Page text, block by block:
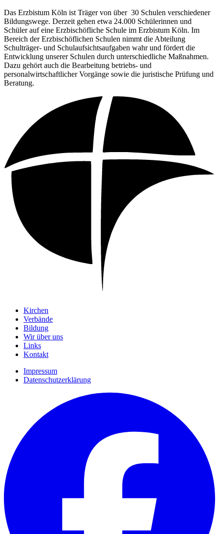
Das Erzbistum Köln ist Träger von über 30 Schulen verschiedener
Bildungswege. Derzeit gehen etwa 24.000 Schülerinnen und
Schüler auf eine Erzbischöfliche Schule im Erzbistum Köln. Im
Bereich der Erzbischöflichen Schulen nimmt die Abteilung
Schulträger- und Schulaufsichtsaufgaben wahr und fördert die
Entwicklung unserer Schulen durch unterschiedliche Maßnahmen.
Dazu gehört auch die Bearbeitung betriebs- und
personalwirtschaftlicher Vorgänge sowie die juristische Prüfung und
Beratung.
Kirchen
Verbände
Bildung
Wir über uns
Links
Kontakt
Impressum
Datenschutzerklärung